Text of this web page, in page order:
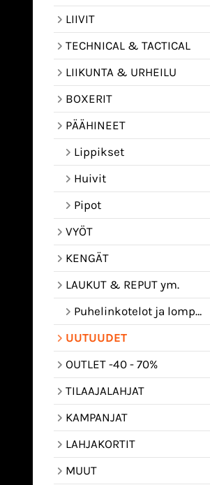
LIIVIT
TECHNICAL & TACTICAL
LIIKUNTA & URHEILU
BOXERIT
PÄÄHINEET
Lippikset
Huivit
Pipot
VYÖT
KENGÄT
LAUKUT & REPUT ym.
Puhelinkotelot ja lompakot
UUTUUDET
OUTLET -40 - 70%
TILAAJALAHJAT
KAMPANJAT
LAHJAKORTIT
MUUT